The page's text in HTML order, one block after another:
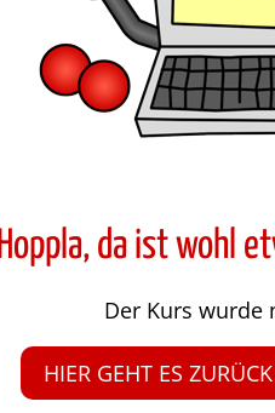
Hoppla, da ist wohl
Der Kurs wurde
HIER GEHT ES